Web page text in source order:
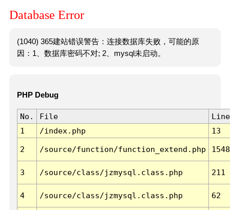
Database Error
(1040) 365建站错误警告：连接数据库失败，可能的原
因：1、数据库密码不对; 2、mysql未启动。
PHP Debug
No. File
Line
1
/index.php 13
2 /source/function/function_extend.php 1548
3 /source/class/jzmysql.class.php 211
4 /source/class/jzmysql.class.php 62